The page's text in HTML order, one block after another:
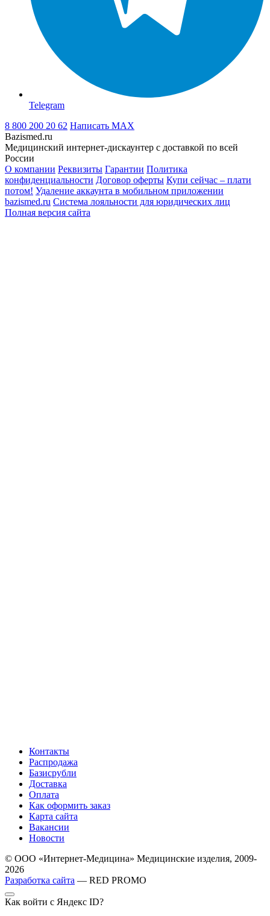
Telegram
8 800 200 20 62 Написать MAX
Bazismed.ru
Медицинский интернет-дискаунтер с доставкой по всей
России
О компании Реквизиты Гарантии Политика
конфиденциальности Договор оферты Купи сейчас – плати
потом! Удаление аккаунта в мобильном приложении
bazismed.ru Система лояльности для юридических лиц
Полная версия сайта
Контакты
Распродажа
Базисрубли
Доставка
Оплата
Как оформить заказ
Карта сайта
Вакансии
Новости
© ООО «Интернет-Медицина» Медицинские изделия, 2009-
2026
Разработка сайта — RED PROMO
Как войти с Яндекс ID?